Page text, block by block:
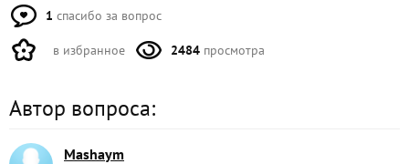
1 спасибо за вопрос
в избранное 2484 просмотра
Автор вопроса:
Mashaym